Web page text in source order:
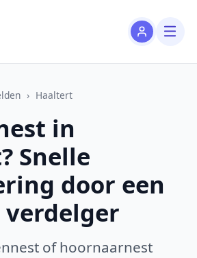
› Haaltert
in
Snelle
door een
of hoornaarnest